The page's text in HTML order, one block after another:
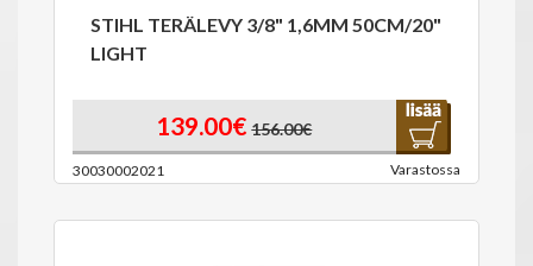
STIHL TERÄLEVY 3/8" 1,6MM 50CM/20"
LIGHT
139.00€ 156.00€
30030002021 Varastossa